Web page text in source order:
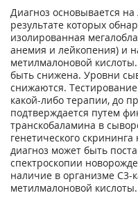
Диагноз основывается
результате которых
изолированная
анемия и лейкопения) и
метилмалоновой
быть снижена. Уровни
снижаются.
какой-либо терапии, до
подтверждается путем
транскобаламина в
генетического
диагноз может быть
спектроскопии
наличие в организме С3-
метилмалоновой кислоты.